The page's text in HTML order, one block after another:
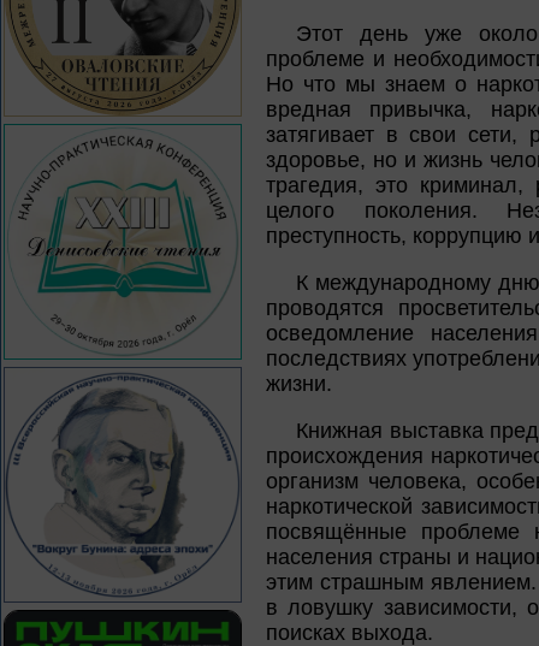
Этот день уже
проблеме и
Но что мы знаем о
вредная привычка,
затягивает в свои сети,
здоровье, но и жизнь
трагедия, это
целого поколения.
преступность, коррупцию
К международному
проводятся
осведомление
последствиях
жизни.
Книжная выставка
происхождения
организм человека,
наркотической
посвящённые проблеме
населения страны и
этим страшным явлением.
в ловушку зависимости,
поисках выхода.